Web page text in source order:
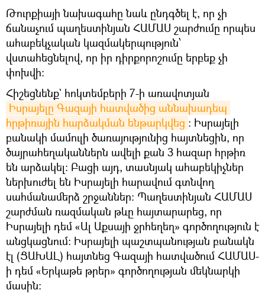
Թուրքիայի նախագահը նաև ընդգծել է, որ չի
ճանաչում պաղեստինյան ՀԱՄԱՍ շարժումը որպես
ահաբեկչական կազմակերպություն՝
վստահեցնելով, որ իր դիրքորոշումը երբեք չի
փոխվի:
Հիշեցնենք` հոկտեմբերի 7-ի առավոտյան
Իսրայելը Գազայի հատվածից աննախադեպ
հրթիռային հարձակման ենթարկվեց ։ Իսրայելի
բանակի մամուլի ծառայությունից հայտնեցին, որ
ծայրահեղականներն ավելի քան 3 հազար հրթիռ
են արձակել: Բացի այդ, տասնյակ ահաբեկիչներ
ներխուժել են Իսրայելի հարավում գտնվող
սահմանամերձ շրջաններ։ Պաղեստինյան ՀԱՄԱՍ
շարժման ռազմական թևը հայտարարեց, որ
Իսրայելի դեմ «Ալ Աքսայի ջրհեղեղ» գործողություն է
անցկացնում: Իսրայելի պաշտպանության բանակն
էլ (ՑԱԽԱԼ) հայտնեց Գազայի հատվածում ՀԱՄԱՍ-
ի դեմ «Երկաթե թրեր» գործողության մեկնարկի
մասին։